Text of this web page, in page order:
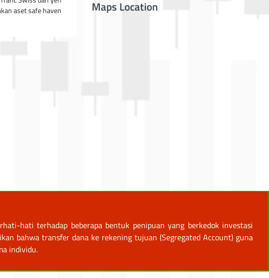
aset safe haven
Maps Location
hati terhadap beberapa bentuk penipuan yang berkedok investasi
bahwa transfer dana ke rekening tujuan (Segregated Account) guna
individu.